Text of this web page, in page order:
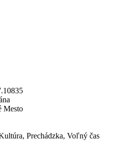
Mesto
Prechádzka, Voľný čas